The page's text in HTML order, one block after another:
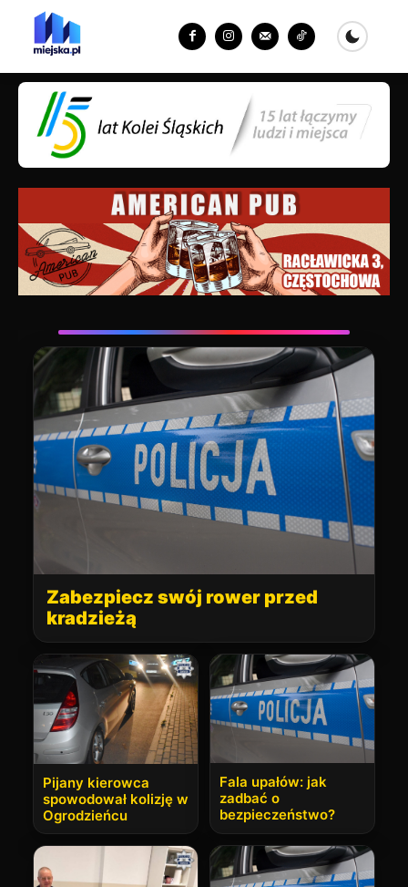
Zabezpiecz swój rower przed
kradzieżą
Pijany kierowca
spowodował kolizję w
Ogrodzieńcu
Fala upałów: jak
zadbać o
bezpieczeństwo?